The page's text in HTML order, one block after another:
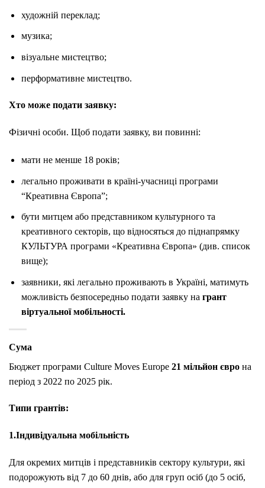
художній переклад;
музика;
візуальне мистецтво;
перформативне мистецтво.
Хто може подати заявку:
Фізичні особи. Щоб подати заявку, ви повинні:
мати не менше 18 років;
легально проживати в країні-учасниці програми
“Креативна Європа”;
бути митцем або представником культурного та
креативного секторів, що відносяться до піднапрямку
КУЛЬТУРА програми «Креативна Європа» (див. список
вище);
заявники, які легально проживають в Україні, матимуть
можливість безпосередньо подати заявку на грант
віртуальної мобільності.
Сума
Бюджет програми Culture Moves Europe 21 мільйон євро на
період з 2022 по 2025 рік.
Типи грантів:
1.Індивідуальна мобільність
Для окремих митців і представників сектору культури, які
подорожують від 7 до 60 днів, або для груп осіб (до 5 осіб,